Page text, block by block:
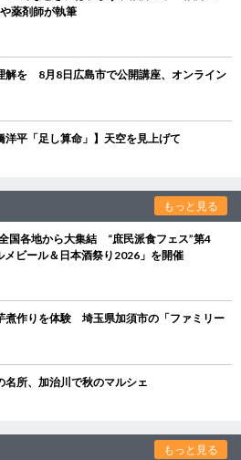
薬剤師が執筆
解を 8月8日広島市で公開講座、オンライン
洋平「足し算命」】天空を見上げて
もっと見る
国各地から大集結 “庶民派食フェス”第4
メビール＆日本酒祭り2026」を開催
煮作りを体験 埼玉県加須市の「ファミリー
所、加治川で秋のマルシェ
もっと見る